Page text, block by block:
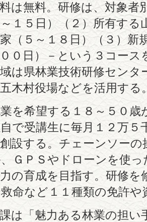
は無料。研修は、対象者
１５日）（２）所有する
（５～１８日）（３）新
０日）－という３コース
は県林業技術研修センタ
木村役場などを活用する
を希望する１８～５０歳
で受講生に毎月１２万５
設する。チェーンソーの
ＧＰＳやドローンを使
の育成を目指す。研修を
命など１１種類の免許
は「魅力ある林業の担